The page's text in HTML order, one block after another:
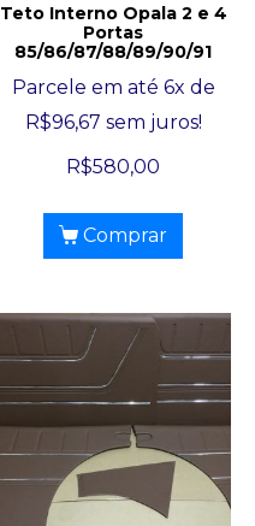
Teto Interno Opala 2 e 4
Portas
85/86/87/88/89/90/91
Parcele em até 6x de
R$96,67 sem juros!
R$580,00
Comprar